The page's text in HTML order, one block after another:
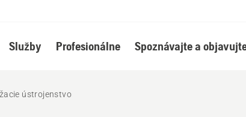
Služby Profesionálne Spoznávajte a
ústrojenstvo